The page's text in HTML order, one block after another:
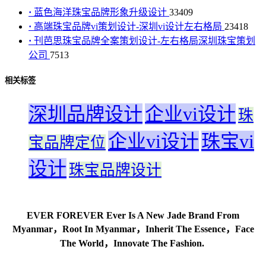
· 蓝色海洋珠宝品牌形象升级设计 33409
· 高端珠宝品牌vi策划设计-深圳vi设计左右格局 23418
· 刊芭思珠宝品牌全案策划设计-左右格局深圳珠宝策划
公司 7513
相关标签
深圳品牌设计企业vi设计 珠
宝品牌定位 企业vi设计珠宝vi
设计 珠宝品牌设计
EVER FOREVER Ever Is A New Jade Brand From
Myanmar，Root In Myanmar，Inherit The Essence，Face
The World，Innovate The Fashion.